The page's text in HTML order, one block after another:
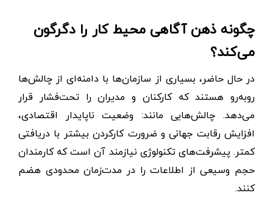
چگونه ذهن آگاهی محیط کار را دگرگون
می‌کند؟
در حال حاضر، بسیاری از سازمان‌ها با دامنه‌ای از چالش‌ها
روبه‌رو هستند که کارکنان و مدیران را تحت‌فشار قرار
می‌دهد. چالش‌هایی مانند: وضعیت ناپایدار اقتصادی،
افزایش رقابت جهانی و ضرورت کارکردن بیشتر با دریافتی
کمتر. پیشرفت‌های تکنولوژی نیازمند آن است که کارمندان
حجم وسیعی از اطلاعات را در مدت‌زمان محدودی هضم
کنند.